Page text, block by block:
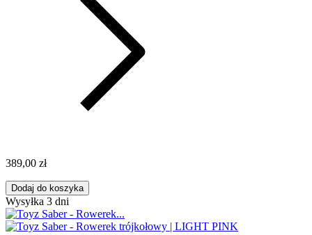
389,00 zł
Dodaj do koszyka
Wysyłka 3 dni